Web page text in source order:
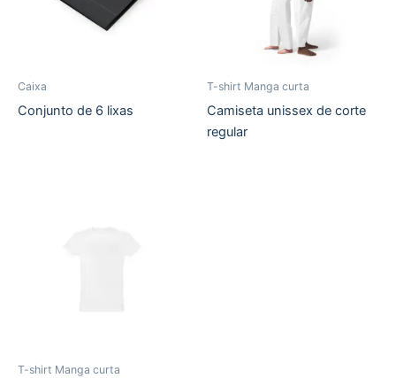
Caixa
Conjunto de 6 lixas
T-shirt Manga curta
Camiseta unissex de corte
regular
T-shirt Manga curta